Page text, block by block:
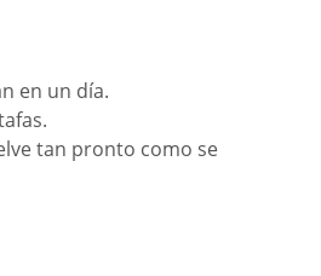
en un día.
tan pronto como se